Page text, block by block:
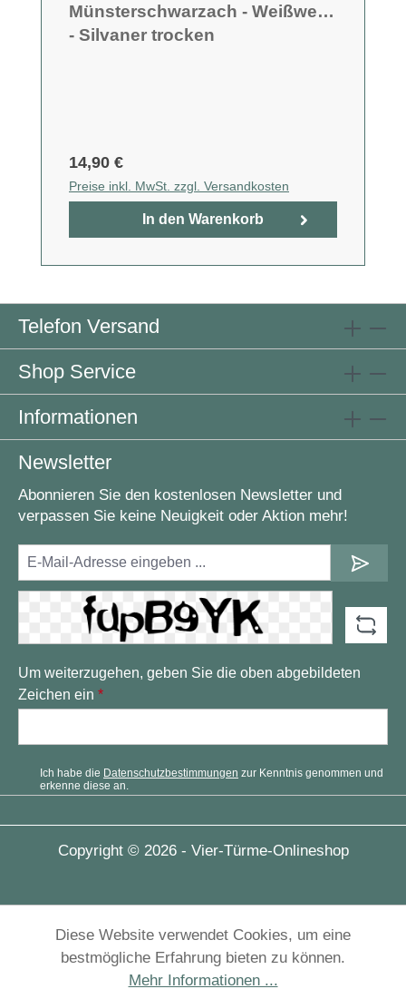
Münsterschwarzach - Weißwein
- Silvaner trocken
14,90 €
Preise inkl. MwSt. zzgl. Versandkosten
In den Warenkorb
Telefon Versand
Shop Service
Informationen
Newsletter
Abonnieren Sie den kostenlosen Newsletter und
verpassen Sie keine Neuigkeit oder Aktion mehr!
Um weiterzugehen, geben Sie die oben abgebildeten
Zeichen ein *
Ich habe die Datenschutzbestimmungen zur Kenntnis genommen und
erkenne diese an.
Copyright © 2026 - Vier-Türme-Onlineshop
Diese Website verwendet Cookies, um eine
bestmögliche Erfahrung bieten zu können.
Mehr Informationen ...